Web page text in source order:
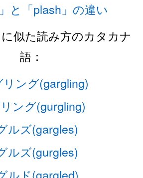
と「plash」の違い
に似た読み方のカタカナ
語：
リング(gargling)
ング(gurgling)
ルズ(gargles)
ルズ(gurgles)
ルド(gargled)